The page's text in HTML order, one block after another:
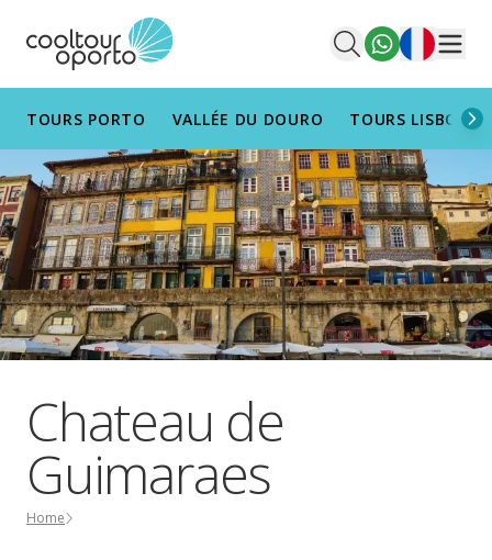
Français
TOURS PORTO VALLÉE DU DOURO TOURS
Chateau de
Guimaraes
Home